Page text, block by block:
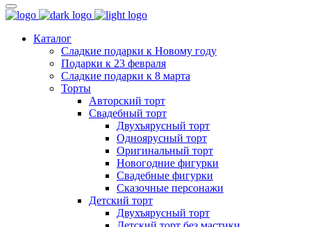
Каталог
Сладкие подарки к Новому году
Подарки к 23 февраля
Сладкие подарки к 8 марта
Торты
Авторский торт
Свадебный торт
Двухъярусный торт
Одноярусный торт
Оригинальный торт
Новогодние фигурки
Свадебные фигурки
Сказочные персонажи
Детский торт
Двухъярусный торт